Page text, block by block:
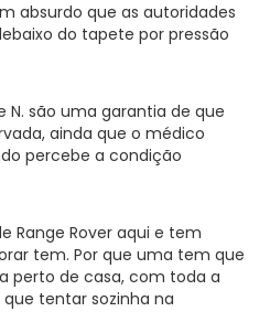
absurdo que as autoridades
do tapete por pressão
N. são uma garantia de que
ainda que o médico
percebe a condição
Range Rover aqui e tem
tem. Por que uma tem que
perto de casa, com toda a
tentar sozinha na